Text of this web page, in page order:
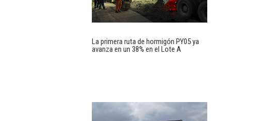
La primera ruta de hormigón PY05 ya
avanza en un 38% en el Lote A